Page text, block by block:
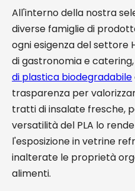
All'interno della nostra
diverse famiglie di
ogni esigenza del settore
di gastronomia e
di plastica biodegradabile
trasparenza per
tratti di insalate fresche,
versatilità del PLA lo
l'esposizione in vetrine
inalterate le proprietà
alimenti.